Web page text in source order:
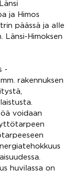
ja Himos
päässä ja alle
Länsi-Himoksen
-
rakennuksen
voidaan
huvilassa on